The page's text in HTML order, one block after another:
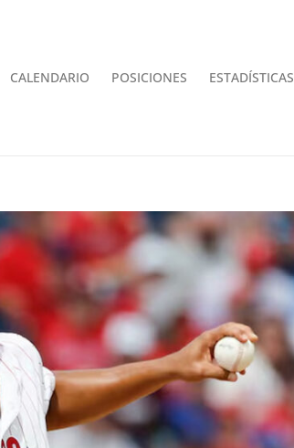
CALENDARIO POSICIONES ESTADÍSTICAS